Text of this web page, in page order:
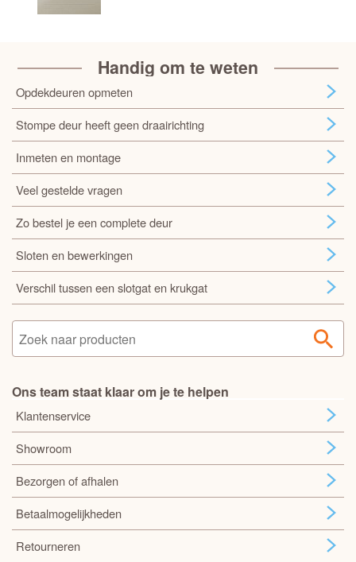
Handig om te weten
Opdekdeuren opmeten
Stompe deur heeft geen draairichting
Inmeten en montage
Veel gestelde vragen
Zo bestel je een complete deur
Sloten en bewerkingen
Verschil tussen een slotgat en krukgat
Ons team staat klaar om je te helpen
Klantenservice
Showroom
Bezorgen of afhalen
Betaalmogelijkheden
Retourneren